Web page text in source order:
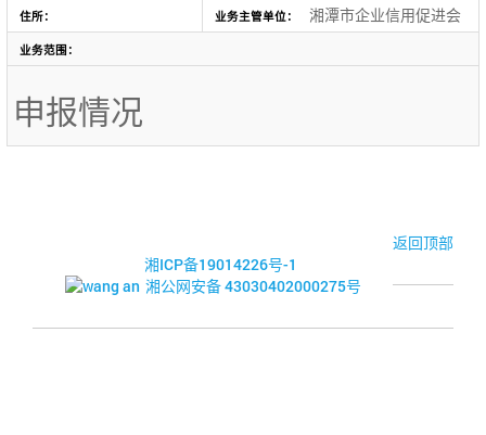
住所： 业务主管单位： 湘潭市企业信用促进会
业务范围：
申报情况
返回顶部
湘ICP备19014226号-1
湘公网安备 43030402000275号